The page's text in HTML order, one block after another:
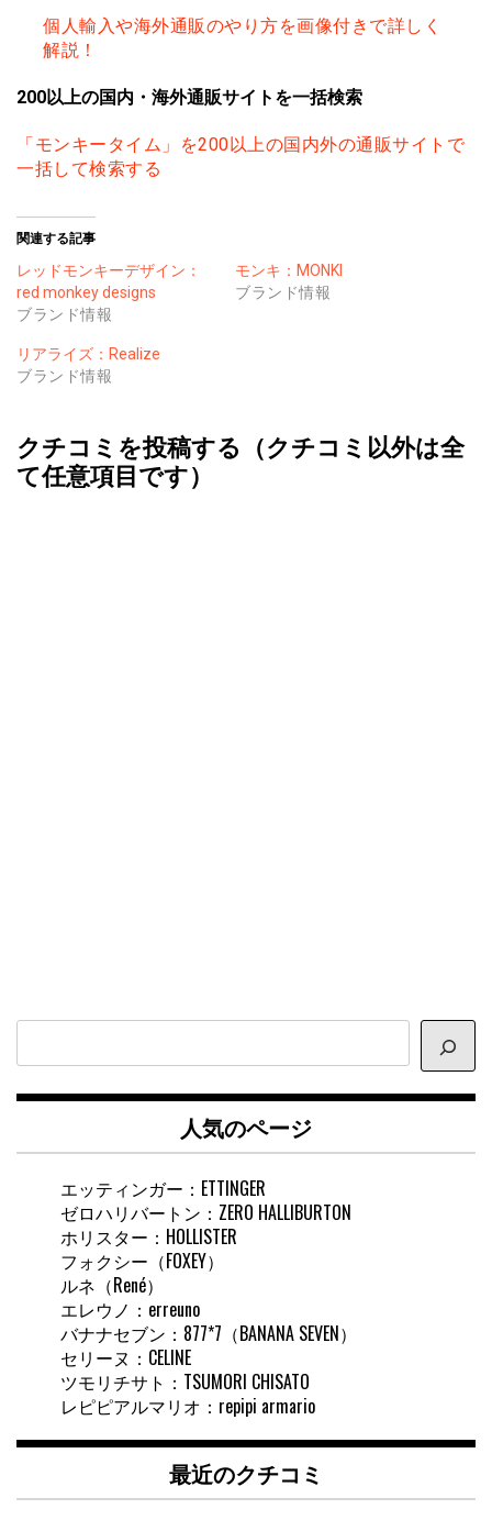
個人輸入や海外通販のやり方を画像付きで詳しく
解説！
200以上の国内・海外通販サイトを一括検索
「モンキータイム」を200以上の国内外の通販サイトで
一括して検索する
関連する記事
レッドモンキーデザイン：
red monkey designs
ブランド情報
モンキ：MONKI
ブランド情報
リアライズ：Realize
ブランド情報
クチコミを投稿する（クチコミ以外は全
て任意項目です）
サ
内
索
人気のページ
エッティンガー：ETTINGER
ゼロハリバートン：ZERO HALLIBURTON
ホリスター：HOLLISTER
フォクシー（FOXEY）
ルネ（René）
エレウノ：erreuno
バナナセブン：877*7（BANANA SEVEN）
セリーヌ：CELINE
ツモリチサト：TSUMORI CHISATO
レピピアルマリオ：repipi armario
最近のクチコミ